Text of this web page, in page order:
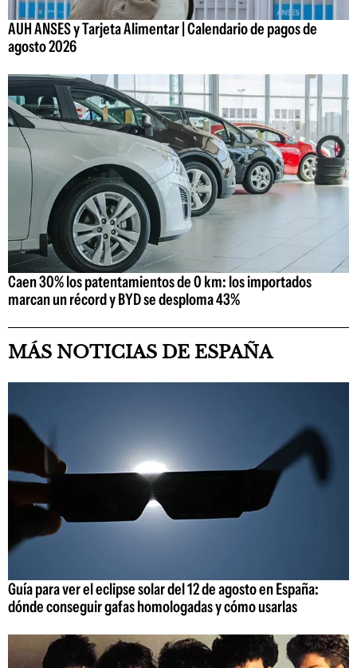
AUH ANSES y Tarjeta Alimentar | Calendario de pagos de
agosto 2026
Caen 30% los patentamientos de 0 km: los importados
marcan un récord y BYD se desploma 43%
MÁS NOTICIAS DE ESPAÑA
Guía para ver el eclipse solar del 12 de agosto en España:
dónde conseguir gafas homologadas y cómo usarlas